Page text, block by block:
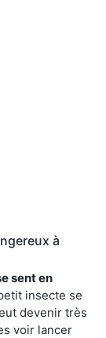
à
sent en
insecte se
devenir très
voir lancer